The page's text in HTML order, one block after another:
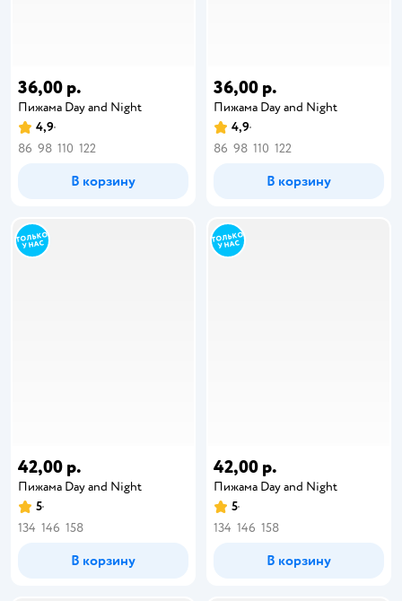
36,00 р.
Пижама Day and Night
4,9
86 98 110 122
В корзину
36,00 р.
Пижама Day and Night
4,9
86 98 110 122
В корзину
42,00 р.
Пижама Day and Night
5
134 146 158
В корзину
42,00 р.
Пижама Day and Night
5
134 146 158
В корзину